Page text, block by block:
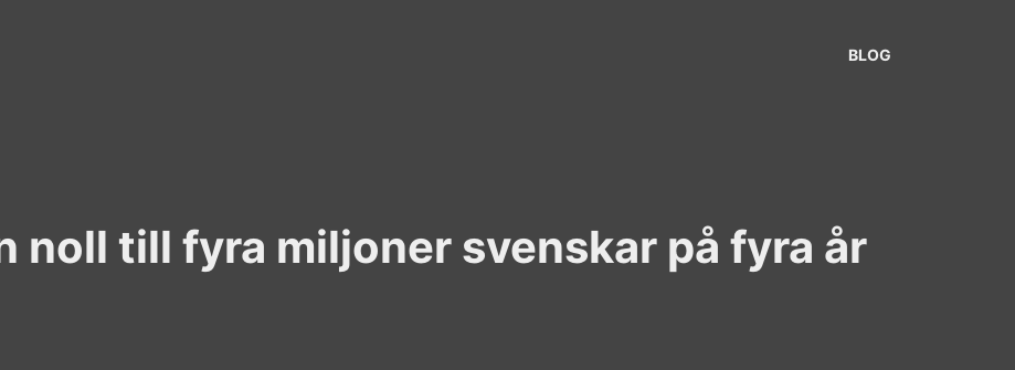
BLOG
noll till fyra miljoner svenskar på fyra år